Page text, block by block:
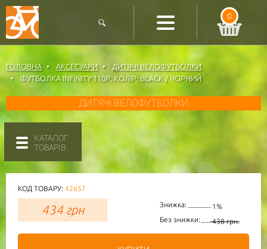
0
ГОЛОВНА АКСЕСУАРИ
ДИТЯЧІ ВЕЛОФУТБОЛКИ
ФУТБОЛКА INFINITY 110Р. КОЛІР: BLACK / ЧОРНИЙ
ДИТЯЧІ ВЕЛОФУТБОЛКИ
КАТАЛОГ
ТОВАРІВ
КОД ТОВАРУ: 42657
434 грн Знижка:
1%
Без знижки:
438 грн.